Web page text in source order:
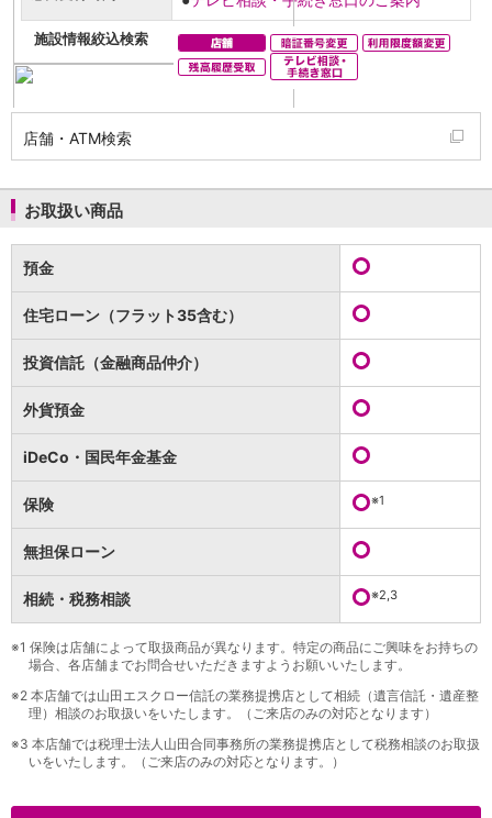
まいクラウドファンディング
ローン
住宅ローン
新規お借入れの方
お借換えの方
フラット35
リ・バース60
カードローン
目的別ローンマイページ
保険
保険TOP
医療保険
就業不能保険
海外旅行保険
国内旅行傷害保険
スマホ保険
傷害保険
介護保険
カード
クレジットカード
デビットカード
インターネットバンキング
アプリ
イオン銀行アプリTOP
通帳アプリ
イオン銀行PayB
イオングループアプリ
店舗・ATM検索
お取扱い商品
預金
住宅ローン（フラット35含む）
投資信託（金融商品仲介）
外貨預金
iDeCo・国民年金基金
保険 ※1
無担保ローン
相続・税務相談 ※2,3
※1 保険は店舗によって取扱商品が異なります。特定の商品にご興味をお持ちの
場合、各店舗までお問合せいただきますようお願いいたします。
※2 本店舗では山田エスクロー信託の業務提携店として相続（遺言信託・遺産整
理）相談のお取扱いをいたします。（ご来店のみの対応となります）
※3 本店舗では税理士法人山田合同事務所の業務提携店として税務相談のお取扱
いをいたします。（ご来店のみの対応となります。）